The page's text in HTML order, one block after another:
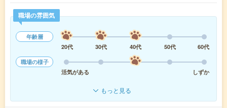
職場の雰囲気
年齢層
20代
30代 40代 50代
60代
職場の様子
活気がある
しずか
もっと見る